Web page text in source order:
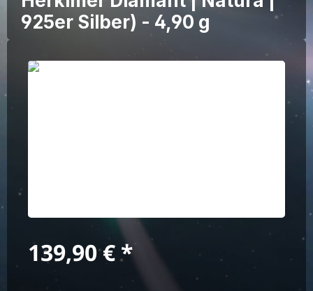
925er Silber) - 4,90 g
Bildergalerie überspringen
Regulärer Preis:
139,90 €